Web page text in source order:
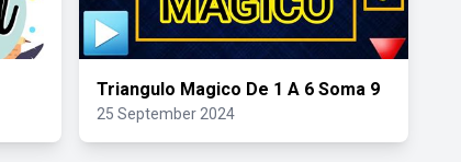
Triangulo Magico De 1 A 6 Soma 9
25 September 2024